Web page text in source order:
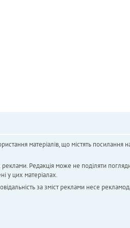
матеріалів, що містять посилання
Редакція може не поділяти
у цих матеріалах.
за зміст реклами несе